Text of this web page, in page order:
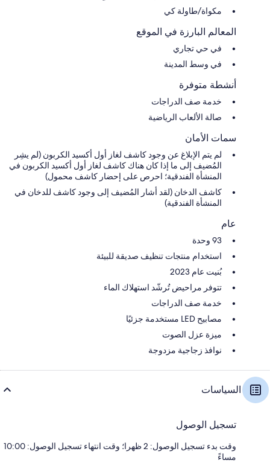
مكواة/طاولة كي
المعالم البارزة في الموقع
في حي تجاري
في وسط المدينة
أنشطة متوفرة
خدمة صف الدراجات
صالة الألعاب الرياضية
سمات الأمان
لم يتم الإبلاغ عن وجود كاشف لغاز أول أكسيد الكربون (لم يشِر
المُضيف إلى ما إذا كان هناك كاشف لغاز أول أكسيد الكربون في
المنشأة الفندقية؛ احرص على إحضار كاشف محمول)
كاشف الدخان (لقد أشار المُضيف إلى وجود كاشف للدخان في
المنشأة الفندقية)
عام
93 وحدة
استخدام منتجات تنظيف صديقة للبيئة
بُنيت عام 2023
تتوفر مراحيض تُرشّد استهلاك الماء
خدمة صف الدراجات
مصابيح LED مستخدمة جزئيًا
ميزة عزل الصوت
نوافذ زجاجية مزدوجة
السياسات
تسجيل الوصول
وقت بدء تسجيل الوصول: 2 ظهرا؛ وقت انتهاء تسجيل الوصول: 10:00
مساءً